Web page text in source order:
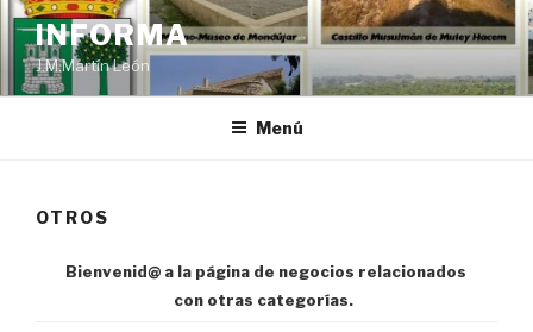
Saltar
contenido
INFORMA
J.M.Martín León
Menú
OTROS
Bienvenid@ a la página de negocios relacionados
con otras categorías.